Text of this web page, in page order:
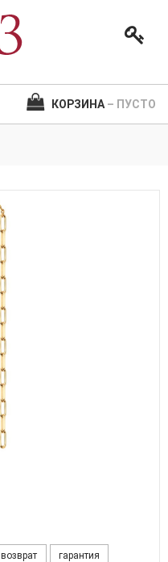
КОРЗИНА – ПУСТО
возврат гарантия